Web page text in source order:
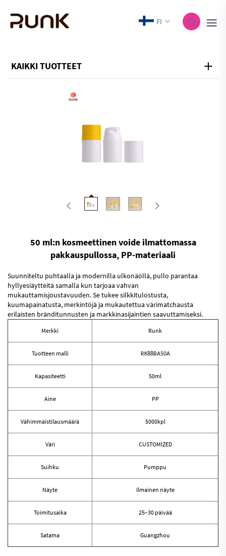
FI
KAIKKI TUOTTEET
50 ml:n kosmeettinen voide ilmattomassa
pakkauspullossa, PP-materiaali
Suunniteltu puhtaalla ja modernilla ulkonäöllä, pullo parantaa
hyllyesiäytteitä samalla kun tarjoaa vahvan
mukauttamisjoustavuuden. Se tukee silkkitulostusta,
kuumapainatusta, merkintöjä ja mukautettua värimatchausta
erilaisten bränditunnusten ja markkinasijaintien saavuttamiseksi.
Merkki Runk
Tuotteen malli RK88BA50A
Kapasiteetti 50ml
Aine PP
Vähimmäistilausmäärä 5000kpl
Väri CUSTOMIZED
Suihku Pumppu
Näyte Ilmainen näyte
Toimitusaika 25–30 päivää
Satama Guangzhou